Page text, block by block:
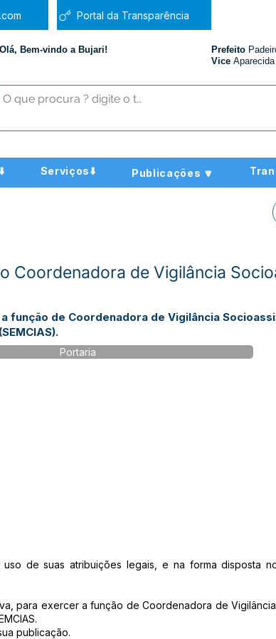
Portal da Transparência
Olá, Bem-vindo a Bujari! Prefeito
Vice
Serviços⬇️ Publicações 🔽
Coordenadora de Vigilância
função de Coordenadora de Vigilância
Portaria
uso de suas atribuições legais, e na forma
para exercer a função de Coordenadora de
publicação.